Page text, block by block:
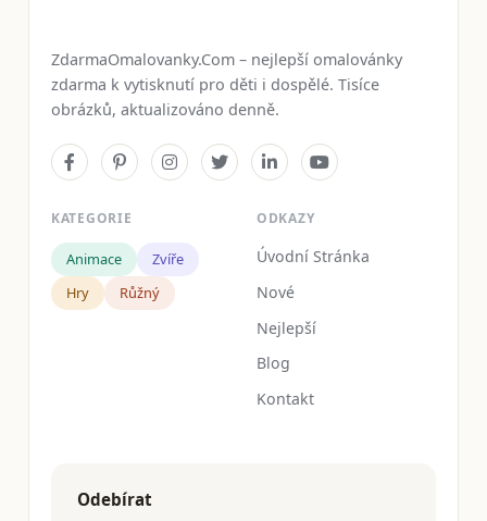
ZdarmaOmalovanky.Com – nejlepší omalovánky
zdarma k vytisknutí pro děti i dospělé. Tisíce
obrázků, aktualizováno denně.
KATEGORIE
Animace
Zvíře
Hry
Růžný
ODKAZY
Úvodní Stránka
Nové
Nejlepší
Blog
Kontakt
Odebírat